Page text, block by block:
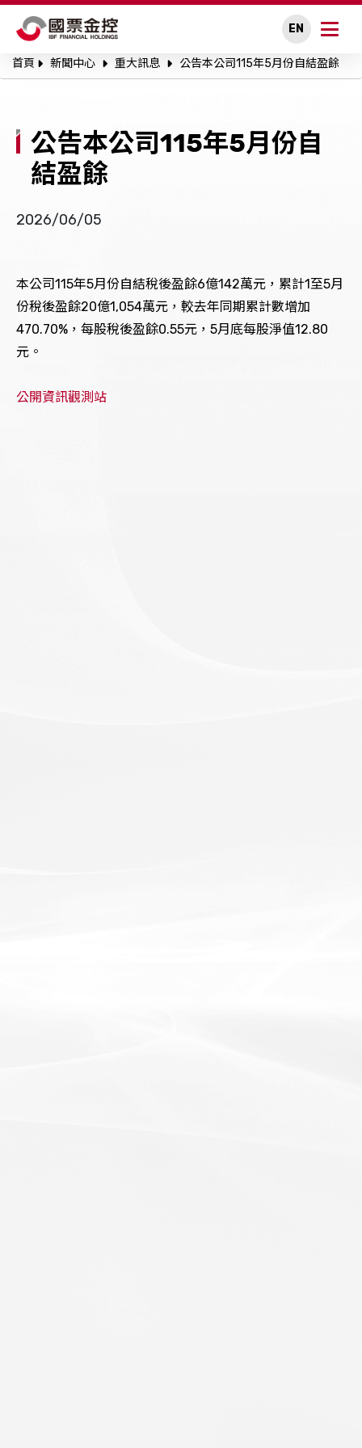
EN
於國票金控
司治理
聞中心
害關係人溝通
首頁 新聞中心 重大訊息 公告本公司115年5月份自結盈餘
公告本公司115年5月份自
結盈餘
2026/06/05
本公司115年5月份自結稅後盈餘6億142萬元，累計1至5月
份稅後盈餘20億1,054萬元，較去年同期累計數增加
470.70%，每股稅後盈餘0.55元，5月底每股淨值12.80
元。
公開資訊觀測站